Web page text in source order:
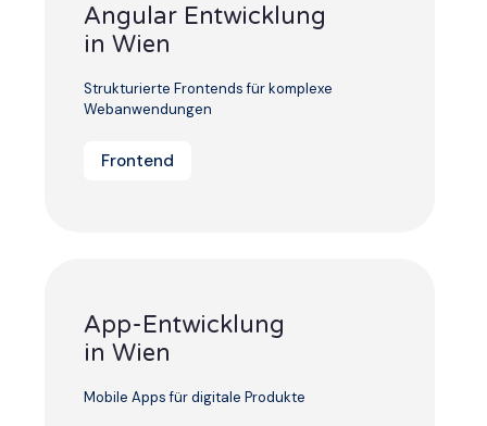
Angular Entwicklung
in Wien
Strukturierte Frontends für komplexe
Webanwendungen
Frontend
App-Entwicklung
in Wien
Mobile Apps für digitale Produkte